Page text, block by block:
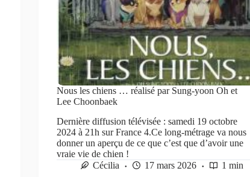
Nous les chiens … réalisé par Sung-yoon Oh et
Lee Choonbaek
Dernière diffusion télévisée : samedi 19 octobre
2024 à 21h sur France 4.Ce long-métrage va nous
donner un aperçu de ce que c’est que d’avoir une
vraie vie de chien !
Cécilia
17 mars 2026 1 min